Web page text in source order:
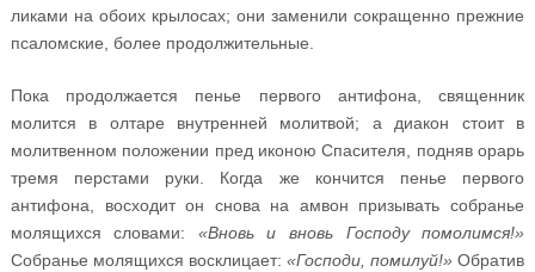
ликами на обоих крылосах; они заменили сокращенно прежние
псаломские, более продолжительные.
Пока продолжается пенье первого антифона, священник
молится в олтаре внутренней молитвой; а диакон стоит в
молитвенном положении пред иконою Спасителя, подняв орарь
тремя перстами руки. Когда же кончится пенье первого
антифона, восходит он снова на амвон призывать собранье
молящихся словами: «Вновь и вновь Господу помолимся!»
Собранье молящихся восклицает: «Господи, помилуй!» Обратив